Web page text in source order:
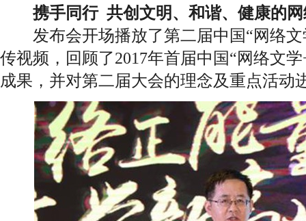
携手同行 共创文明、和谐、健康的
发布会开场播放了第二届中国“网络文
传视频，回顾了2017年首届中国“网络文
成果，并对第二届大会的理念及重点活动